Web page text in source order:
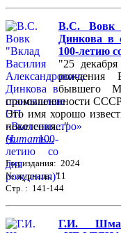
В.С. Вовк
Динкова в
100-летию
"25
рождения
бывшего
промышленности
Это имя хорошо
поколения..."
Читать...
Год издания: 2024
№ журнала: 11
Стр. : 141-144
Г.И.